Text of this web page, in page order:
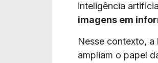
inteligência
imagens em
Nesse contexto, a
ampliam o papel